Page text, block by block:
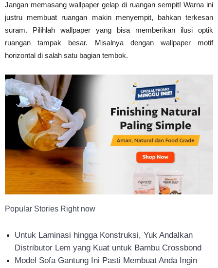
Jangan memasang wallpaper gelap di ruangan sempit! Warna ini
justru membuat ruangan makin menyempit, bahkan terkesan
suram. Pilihlah wallpaper yang bisa memberikan ilusi optik
ruangan tampak besar. Misalnya dengan wallpaper motif
horizontal di salah satu bagian tembok.
Popular Stories Right now
Untuk Laminasi hingga Konstruksi, Yuk Andalkan
Distributor Lem yang Kuat untuk Bambu Crossbond
Model Sofa Gantung Ini Pasti Membuat Anda Ingin